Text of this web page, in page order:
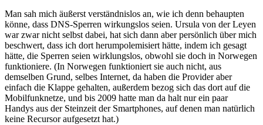
Man sah mich äußerst verständnislos an, wie ich denn behaupten
könne, dass DNS-Sperren wirkungslos seien. Ursula von der Leyen
war zwar nicht selbst dabei, hat sich dann aber persönlich über mich
beschwert, dass ich dort herumpolemisiert hätte, indem ich gesagt
hätte, die Sperren seien wirklungslos, obwohl sie doch in Norwegen
funktioniere. (In Norwegen funktioniert sie auch nicht, aus
demselben Grund, selbes Internet, da haben die Provider aber
einfach die Klappe gehalten, außerdem bezog sich das dort auf die
Mobilfunknetze, und bis 2009 hatte man da halt nur ein paar
Handys aus der Steinzeit der Smartphones, auf denen man natürlich
keine Recursor aufgesetzt hat.)